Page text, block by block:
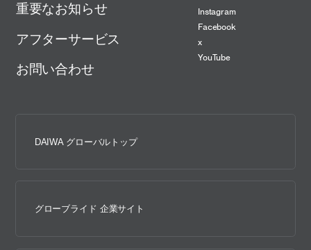
重要なお知らせ
アフターサービス
お問い合わせ
Instagram
Facebook
x
YouTube
DAIWA グローバルトップ
グローブライド 企業サイト